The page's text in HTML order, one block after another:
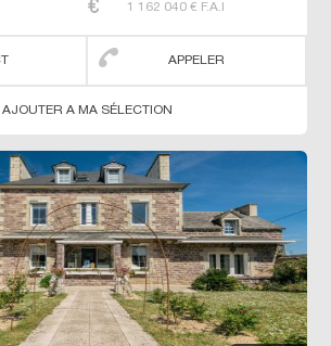
1 162 040 € F.A.I
APPELER
AJOUTER A MA SÉLECTION